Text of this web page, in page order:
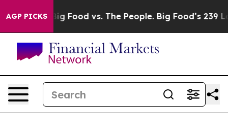
AGP PICKS
Big Food vs. The People. Big Food’s 239 Lawsuits